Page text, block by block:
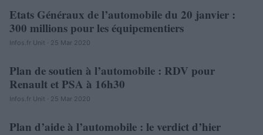
AUTOMOBILE
Etats Généraux de l’automobile du 20 janvier :
300 millions pour les équipementiers
Infos.fr Unit · 25 Mar 2020
AUTOMOBILE
Plan de soutien à l’automobile : RDV pour
Renault et PSA à 16h30
Infos.fr Unit · 25 Mar 2020
AUTOMOBILE
Plan d’aide à l’automobile : le verdict d’hier